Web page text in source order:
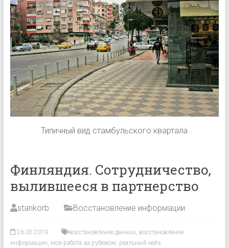
Типичный вид стамбульского квартала
Финляндия. Сотрудничество,
вылившееся в партнерство
stankorb Восстановление информации
26.05.2019 восстановление данных, восстановление
информации, моя работа за рубежом, реальный кейз